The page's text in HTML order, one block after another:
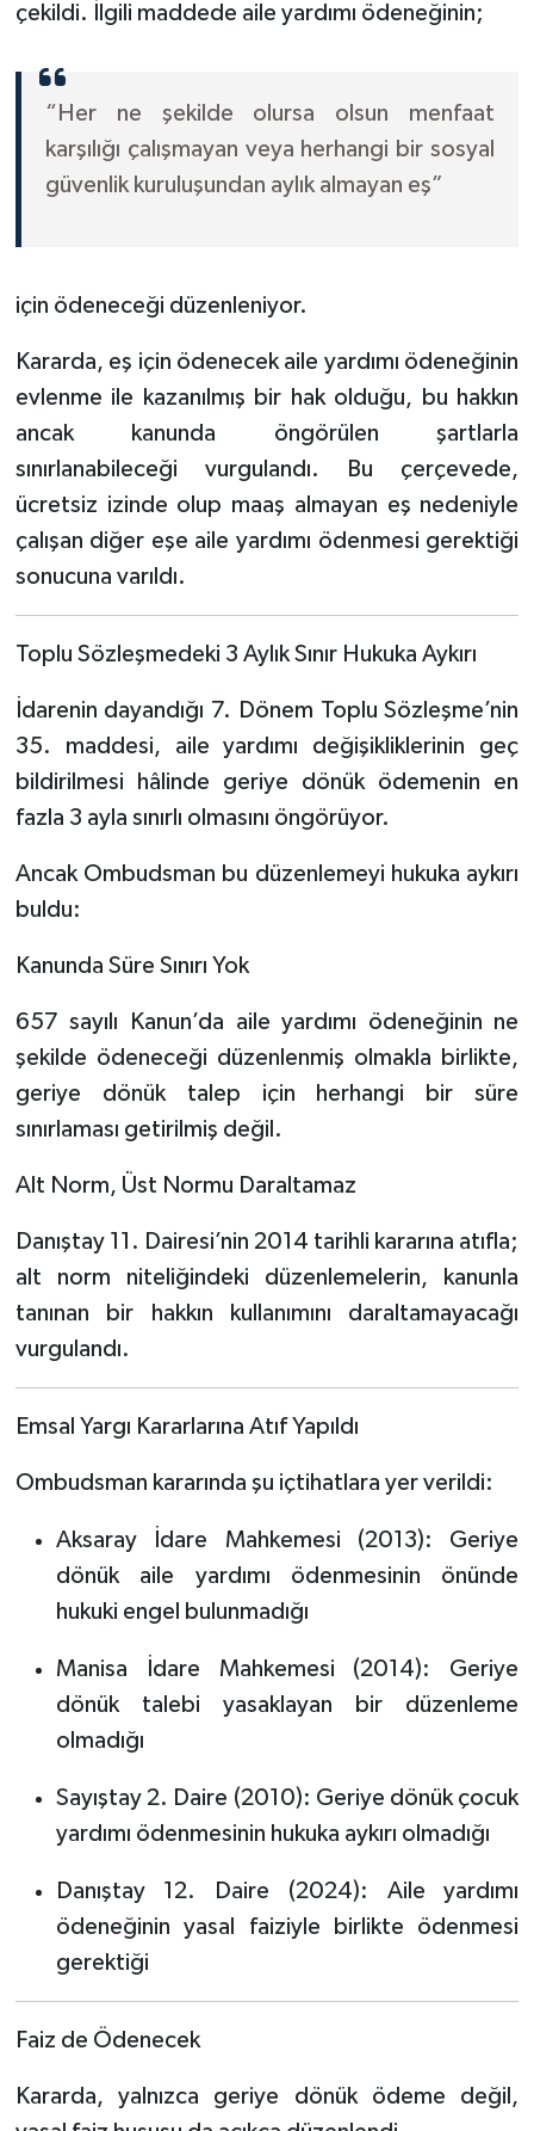
çekildi. İlgili maddede aile yardımı ödeneğinin;
“Her ne şekilde olursa olsun menfaat
karşılığı çalışmayan veya herhangi bir sosyal
güvenlik kuruluşundan aylık almayan eş”
için ödeneceği düzenleniyor.
Kararda, eş için ödenecek aile yardımı ödeneğinin
evlenme ile kazanılmış bir hak olduğu, bu hakkın
ancak kanunda öngörülen şartlarla
sınırlanabileceği vurgulandı. Bu çerçevede,
ücretsiz izinde olup maaş almayan eş nedeniyle
çalışan diğer eşe aile yardımı ödenmesi gerektiği
sonucuna varıldı.
Toplu Sözleşmedeki 3 Aylık Sınır Hukuka Aykırı
İdarenin dayandığı 7. Dönem Toplu Sözleşme’nin
35. maddesi, aile yardımı değişikliklerinin geç
bildirilmesi hâlinde geriye dönük ödemenin en
fazla 3 ayla sınırlı olmasını öngörüyor.
Ancak Ombudsman bu düzenlemeyi hukuka aykırı
buldu:
Kanunda Süre Sınırı Yok
657 sayılı Kanun’da aile yardımı ödeneğinin ne
şekilde ödeneceği düzenlenmiş olmakla birlikte,
geriye dönük talep için herhangi bir süre
sınırlaması getirilmiş değil.
Alt Norm, Üst Normu Daraltamaz
Danıştay 11. Dairesi’nin 2014 tarihli kararına atıfla;
alt norm niteliğindeki düzenlemelerin, kanunla
tanınan bir hakkın kullanımını daraltamayacağı
vurgulandı.
Emsal Yargı Kararlarına Atıf Yapıldı
Ombudsman kararında şu içtihatlara yer verildi:
Aksaray İdare Mahkemesi (2013): Geriye
dönük aile yardımı ödenmesinin önünde
hukuki engel bulunmadığı
Manisa İdare Mahkemesi (2014): Geriye
dönük talebi yasaklayan bir düzenleme
olmadığı
Sayıştay 2. Daire (2010): Geriye dönük çocuk
yardımı ödenmesinin hukuka aykırı olmadığı
Danıştay 12. Daire (2024): Aile yardımı
ödeneğinin yasal faiziyle birlikte ödenmesi
gerektiği
Faiz de Ödenecek
Kararda, yalnızca geriye dönük ödeme değil,